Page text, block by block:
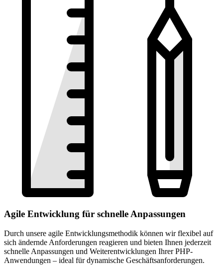
Agile Entwicklung für schnelle Anpassungen
Durch unsere agile Entwicklungsmethodik können wir flexibel auf
sich ändernde Anforderungen reagieren und bieten Ihnen jederzeit
schnelle Anpassungen und Weiterentwicklungen Ihrer PHP-
Anwendungen – ideal für dynamische Geschäftsanforderungen.